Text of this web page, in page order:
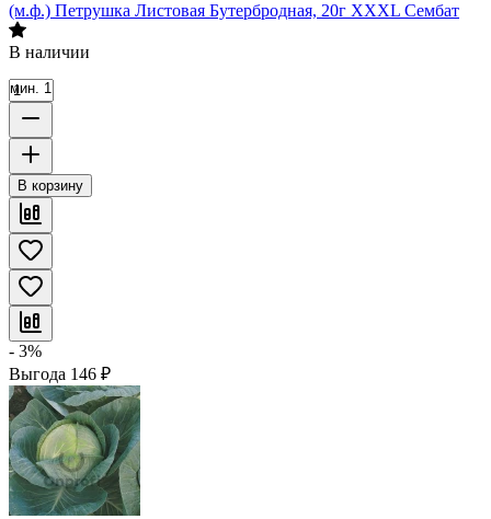
(м.ф.) Петрушка Листовая Бутербродная, 20г XXXL Сембат
В наличии
мин. 1
В корзину
- 3%
Выгода 146 ₽